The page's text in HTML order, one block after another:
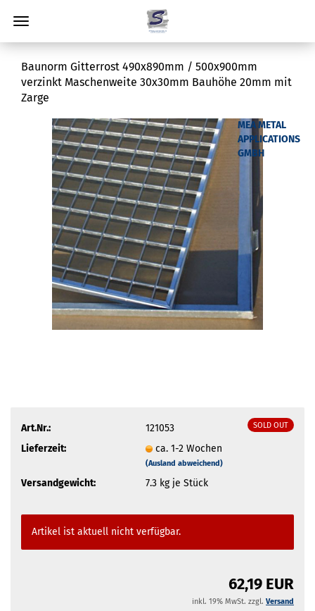
Baunorm Gitterrost 490x890mm / 500x900mm
verzinkt Maschenweite 30x30mm Bauhöhe 20mm mit
Zarge
MEA METAL
APPLICATIONS
GMBH
SOLD OUT
Art.Nr.:
121053
Lieferzeit:
ca. 1-2 Wochen
(Ausland abweichend)
Versandgewicht: 7.3kg je Stück
Artikel ist aktuell nicht verfügbar.
62,19 EUR
inkl. 19% MwSt. zzgl. Versand